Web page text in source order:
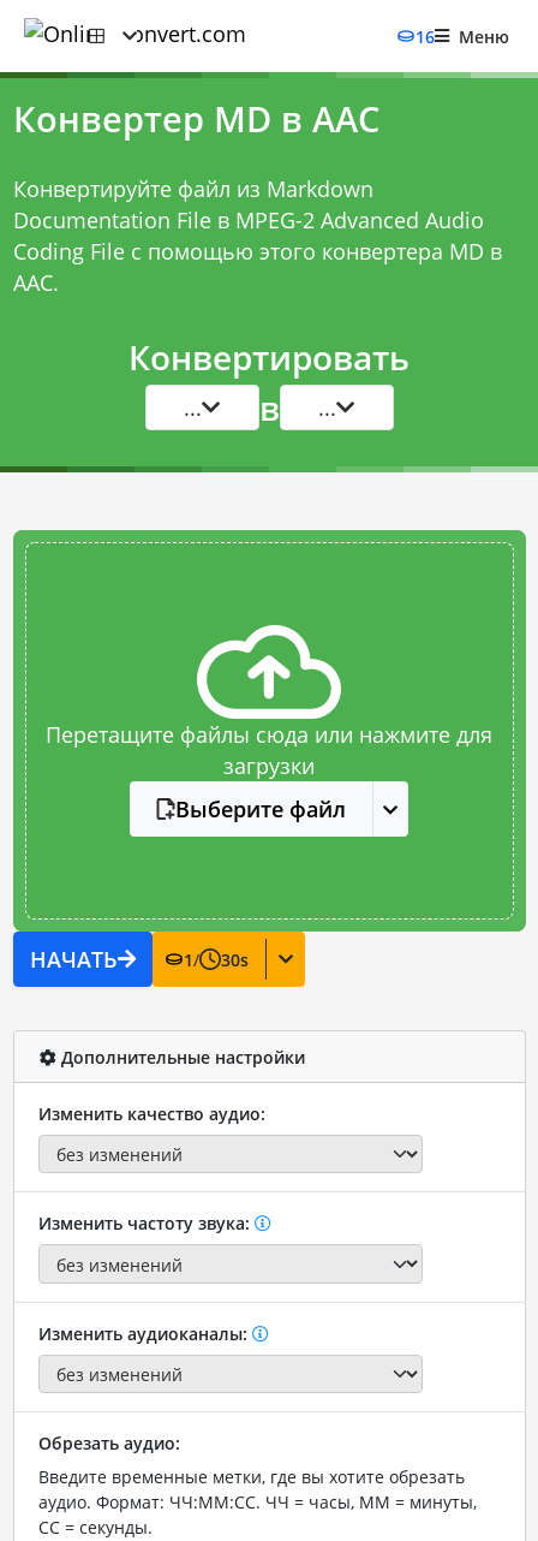
16 Меню
Конвертер MD в AAC
Конвертируйте файл из Markdown
Documentation File в MPEG-2 Advanced Audio
Coding File с помощью этого конвертера MD в
AAC.
Конвертировать
... в ...
Перетащите файлы сюда или нажмите для
загрузки
Выберите файл
НАЧАТЬ 1/ 30s
Дополнительные настройки
Изменить качество аудио:
Изменить частоту звука:
Изменить аудиоканалы:
Обрезать аудио:
Введите временные метки, где вы хотите обрезать
аудио. Формат: ЧЧ:ММ:СС. ЧЧ = часы, ММ = минуты,
СС = секунды.